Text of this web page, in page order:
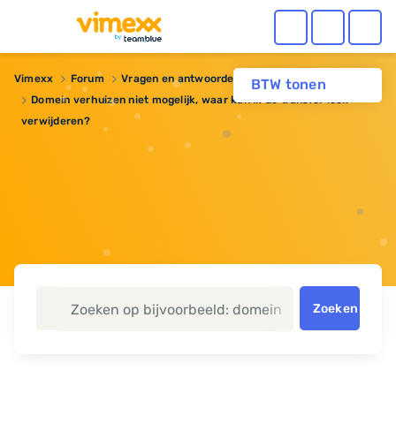
BTW tonen
Vimexx Forum Vragen en antwoorden
Domeinnaam
Domein verhuizen niet mogelijk, waar kan ik de transfer lock
verwijderen?
Zoeken